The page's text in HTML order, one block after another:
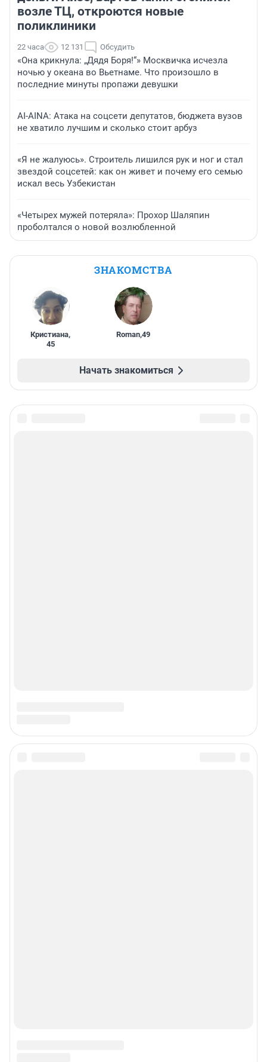
возле ТЦ, откроются новые
поликлиники
22 часа 12 131 Обсудить
«Она крикнула: „Дядя Боря!“» Москвичка исчезла
ночью у океана во Вьетнаме. Что произошло в
последние минуты пропажи девушки
AI-AINA: Атака на соцсети депутатов, бюджета вузов
не хватило лучшим и сколько стоит арбуз
«Я не жалуюсь». Строитель лишился рук и ног и стал
звездой соцсетей: как он живет и почему его семью
искал весь Узбекистан
«Четырех мужей потеряла»: Прохор Шаляпин
проболтался о новой возлюбленной
ЗНАКОМСТВА
Кристиана,
45
Roman,49
Начать знакомиться